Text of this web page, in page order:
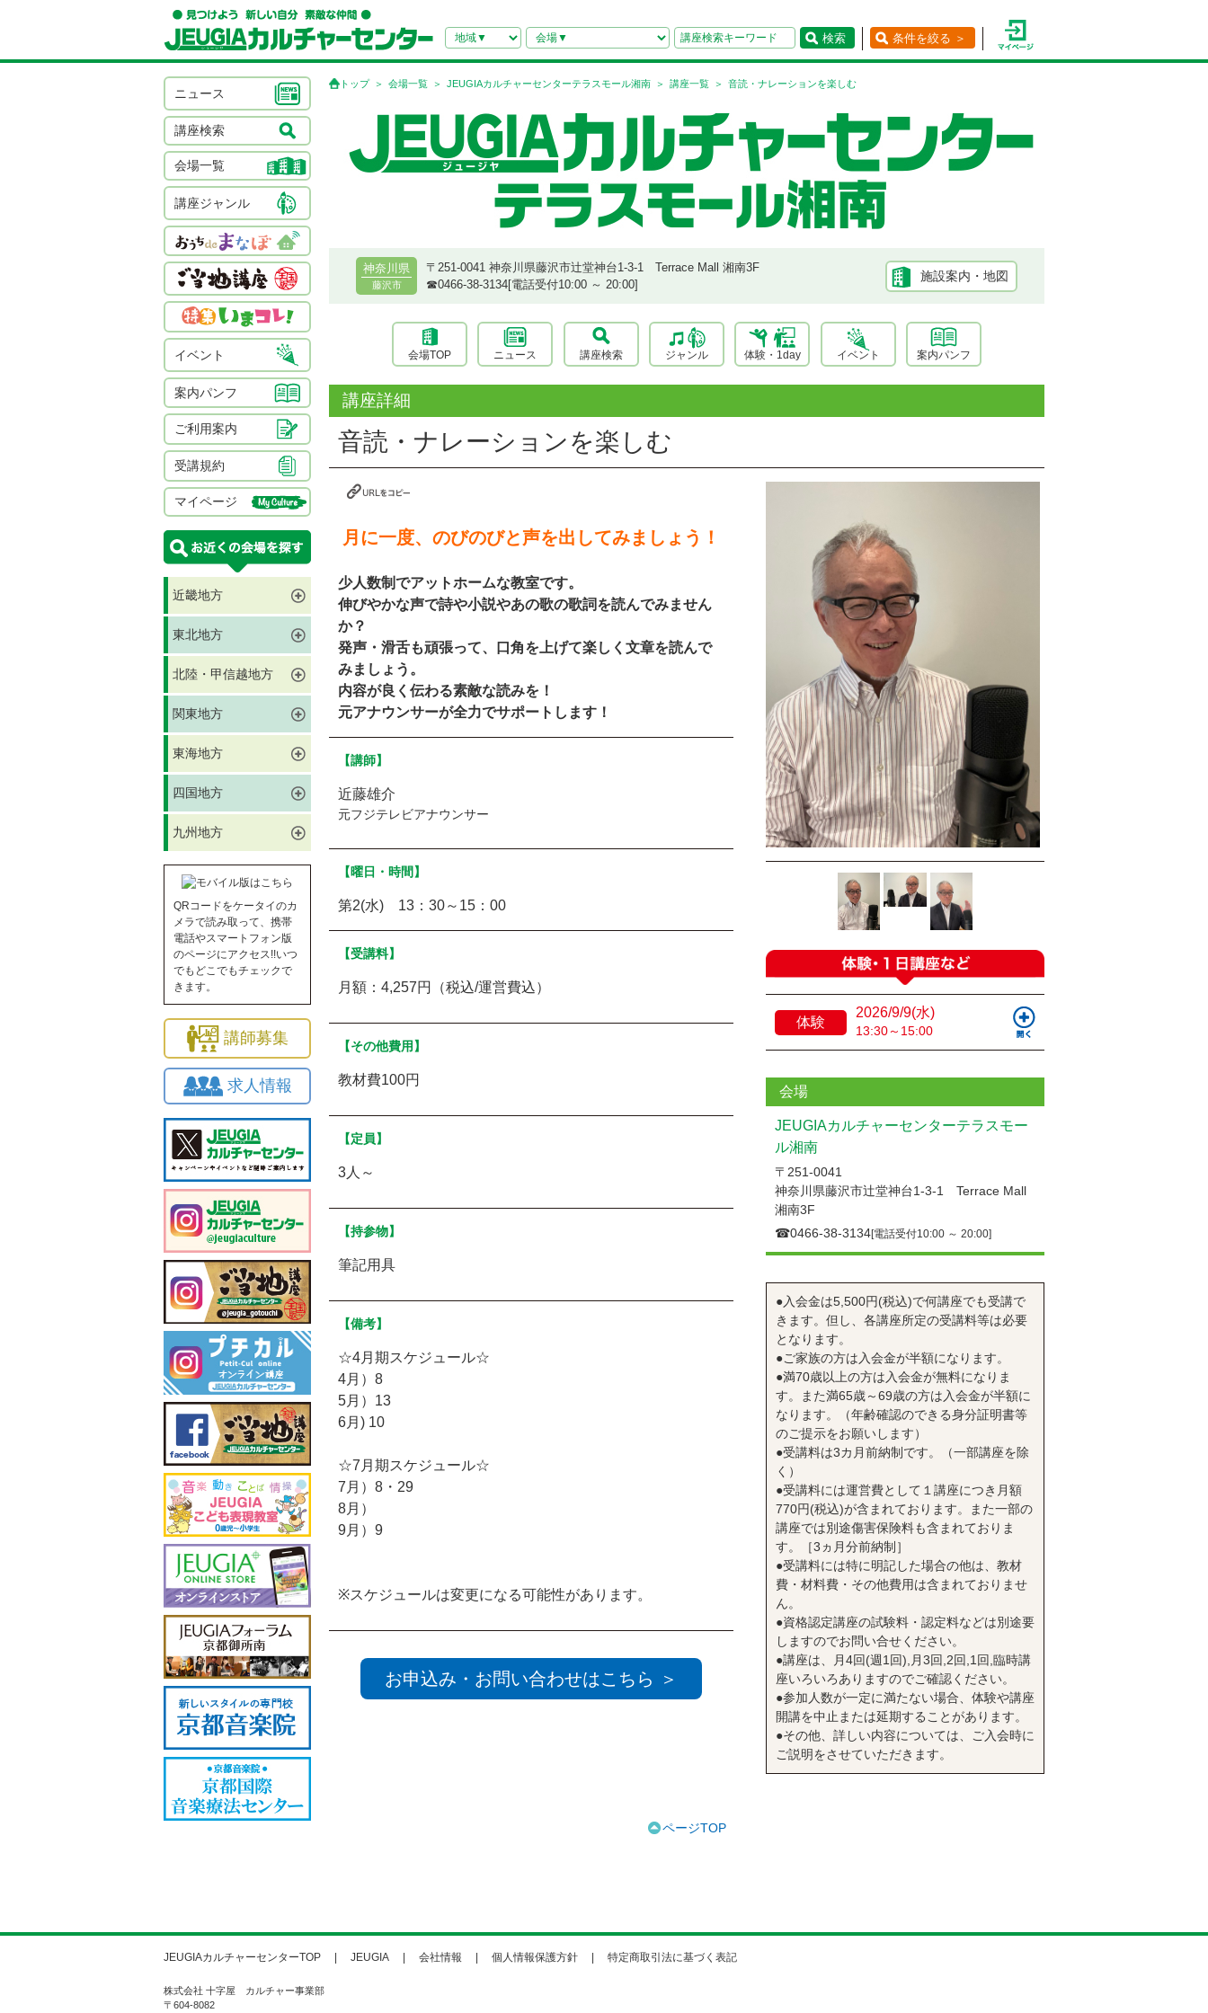
検索 条件を絞る ＞
ニュース
講座検索
会場一覧
講座ジャンル
イベント
案内パンフ
ご利用案内
受講規約
マイページ
近畿地方
東北地方
北陸・甲信越地方
関東地方
東海地方
四国地方
九州地方
QRコードをケータイのカ
メラで読み取って、携帯
電話やスマートフォン版
のページにアクセス!!いつ
でもどこでもチェックで
きます。
講師募集
求人情報
トップ 会場一覧 JEUGIAカルチャーセンターテラスモール湘南 講座一覧 音読・ナレーションを楽しむ
神奈川県
藤沢市
〒251-0041 神奈川県藤沢市辻堂神台1-3-1 Terrace Mall 湘南3F
☎︎0466-38-3134[電話受付10:00 ～ 20:00]
施設案内・地図
会場TOP ニュース 講座検索 ジャンル 体験・1day イベント 案内パンフ
講座詳細
音読・ナレーションを楽しむ
月に一度、のびのびと声を出してみましょう！
少人数制でアットホームな教室です。
伸びやかな声で詩や小説やあの歌の歌詞を読んでみません
か？
発声・滑舌も頑張って、口角を上げて楽しく文章を読んで
みましょう。
内容が良く伝わる素敵な読みを！
元アナウンサーが全力でサポートします！
【講師】
近藤雄介
元フジテレビアナウンサー
【曜日・時間】
第2(水) 13：30～15：00
【受講料】
月額：4,257円（税込/運営費込）
【その他費用】
教材費100円
【定員】
3人～
【持参物】
筆記用具
【備考】
☆4月期スケジュール☆
4月）8
5月）13
6月) 10
☆7月期スケジュール☆
7月）8・29
8月）
9月）9
※スケジュールは変更になる可能性があります。
お申込み・お問い合わせはこちら ＞
体験
2026/9/9(水)
13:30～15:00
会場
JEUGIAカルチャーセンターテラスモー
ル湘南
〒251-0041
神奈川県藤沢市辻堂神台1-3-1 Terrace Mall
湘南3F
☎︎0466-38-3134[電話受付10:00 ～ 20:00]
●入会金は5,500円(税込)で何講座でも受講で
きます。但し、各講座所定の受講料等は必要
となります。
●ご家族の方は入会金が半額になります。
●満70歳以上の方は入会金が無料になりま
す。また満65歳～69歳の方は入会金が半額に
なります。（年齢確認のできる身分証明書等
のご提示をお願いします）
●受講料は3カ月前納制です。（一部講座を除
く）
●受講料には運営費として１講座につき月額
770円(税込)が含まれております。また一部の
講座では別途傷害保険料も含まれておりま
す。［3ヵ月分前納制］
●受講料には特に明記した場合の他は、教材
費・材料費・その他費用は含まれておりませ
ん。
●資格認定講座の試験料・認定料などは別途要
しますのでお問い合せください。
●講座は、月4回(週1回),月3回,2回,1回,臨時講
座いろいろありますのでご確認ください。
●参加人数が一定に満たない場合、体験や講座
開講を中止または延期することがあります。
●その他、詳しい内容については、ご入会時に
ご説明をさせていただきます。
ページTOP
JEUGIAカルチャーセンターTOP JEUGIA 会社情報 個人情報保護方針 特定商取引法に基づく表記
株式会社 十字屋 カルチャー事業部
〒604-8082